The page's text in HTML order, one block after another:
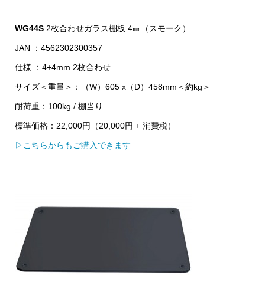
WG44S 2枚合わせガラス棚板 4㎜（スモーク）
JAN ：4562302300357
仕様 ：4+4mm 2枚合わせ
サイズ＜重量＞：（W）605 x（D）458mm＜約kg＞
耐荷重：100kg / 棚当り
標準価格：22,000円（20,000円 + 消費税）
▷こちらからもご購入できます